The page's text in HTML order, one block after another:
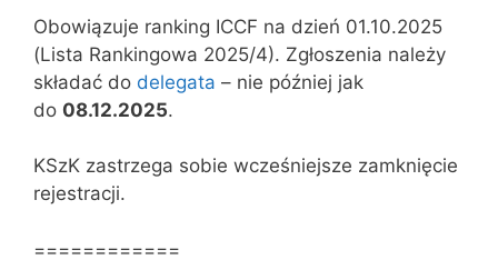
Obowiązuje ranking ICCF na dzień 01.10.2025
(Lista Rankingowa 2025/4). Zgłoszenia należy
składać do delegata – nie później jak
do 08.12.2025.
KSzK zastrzega sobie wcześniejsze zamknięcie
rejestracji.
============